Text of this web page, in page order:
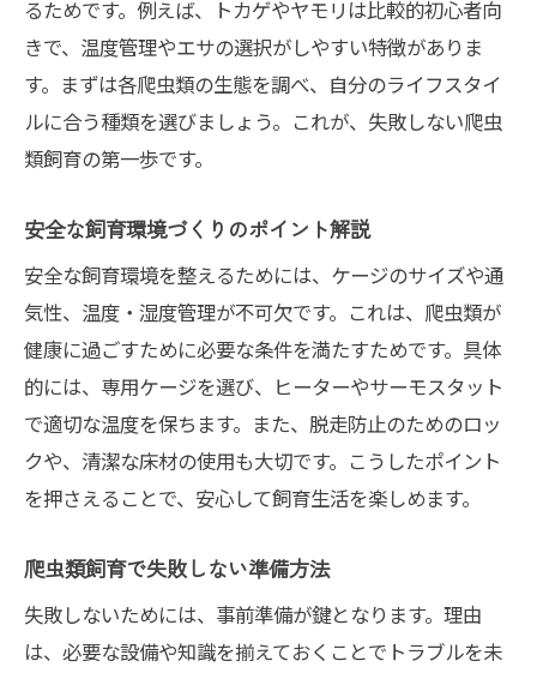
るためです。例えば、トカゲやヤモリは比較的初心者向
きで、温度管理やエサの選択がしやすい特徴がありま
す。まずは各爬虫類の生態を調べ、自分のライフスタイ
ルに合う種類を選びましょう。これが、失敗しない爬虫
類飼育の第一歩です。
安全な飼育環境づくりのポイント解説
安全な飼育環境を整えるためには、ケージのサイズや通
気性、温度・湿度管理が不可欠です。これは、爬虫類が
健康に過ごすために必要な条件を満たすためです。具体
的には、専用ケージを選び、ヒーターやサーモスタット
で適切な温度を保ちます。また、脱走防止のためのロッ
クや、清潔な床材の使用も大切です。こうしたポイント
を押さえることで、安心して飼育生活を楽しめます。
爬虫類飼育で失敗しない準備方法
失敗しないためには、事前準備が鍵となります。理由
は、必要な設備や知識を揃えておくことでトラブルを未